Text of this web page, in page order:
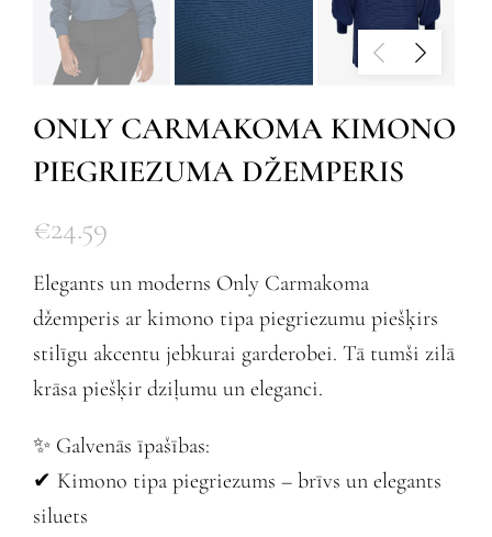
ONLY CARMAKOMA KIMONO
PIEGRIEZUMA DŽEMPERIS
€24.59
Elegants un moderns Only Carmakoma
džemperis ar kimono tipa piegriezumu piešķirs
stilīgu akcentu jebkurai garderobei. Tā tumši zilā
krāsa piešķir dziļumu un eleganci.
✨ Galvenās īpašības:
✔ Kimono tipa piegriezums – brīvs un elegants
siluets